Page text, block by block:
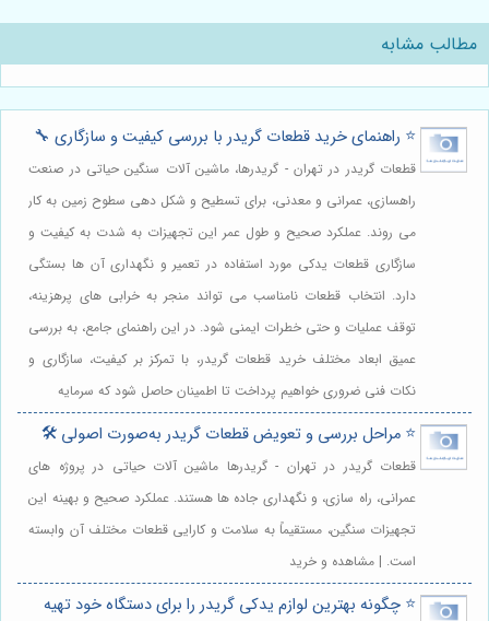
مطالب مشابه
⭐️ راهنمای خرید قطعات گریدر با بررسی کیفیت و سازگاری 🔧
قطعات گریدر در تهران - گریدرها، ماشین آلات سنگین حیاتی در صنعت
راهسازی، عمرانی و معدنی، برای تسطیح و شکل دهی سطوح زمین به کار
می روند. عملکرد صحیح و طول عمر این تجهیزات به شدت به کیفیت و
سازگاری قطعات یدکی مورد استفاده در تعمیر و نگهداری آن ها بستگی
دارد. انتخاب قطعات نامناسب می تواند منجر به خرابی های پرهزینه،
توقف عملیات و حتی خطرات ایمنی شود. در این راهنمای جامع، به بررسی
عمیق ابعاد مختلف خرید قطعات گریدر، با تمرکز بر کیفیت، سازگاری و
نکات فنی ضروری خواهیم پرداخت تا اطمینان حاصل شود که سرمایه
⭐️ مراحل بررسی و تعویض قطعات گریدر به‌صورت اصولی 🛠️
قطعات گریدر در تهران - گریدرها ماشین آلات حیاتی در پروژه های
عمرانی، راه سازی، و نگهداری جاده ها هستند. عملکرد صحیح و بهینه این
تجهیزات سنگین، مستقیماً به سلامت و کارایی قطعات مختلف آن وابسته
است. | مشاهده و خرید
⭐️ چگونه بهترین لوازم یدکی گریدر را برای دستگاه خود تهیه